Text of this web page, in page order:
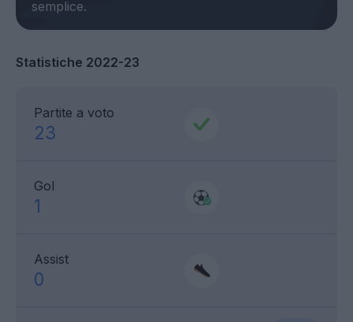
Statistiche 2022-23
Partite a voto
23
Gol
1
Assist
0